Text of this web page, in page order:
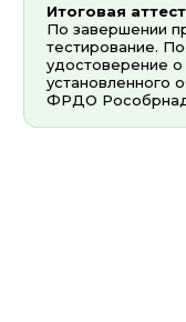
Итоговая
По завершении
тестирование.
удостоверение
установленного
ФРДО